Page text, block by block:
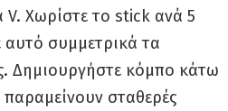
V. Xωρίστε το stick ανά 5
αυτό συμμετρικά τα
Δημιουργήστε κόμπο κάτω
παραμείνουν σταθερές